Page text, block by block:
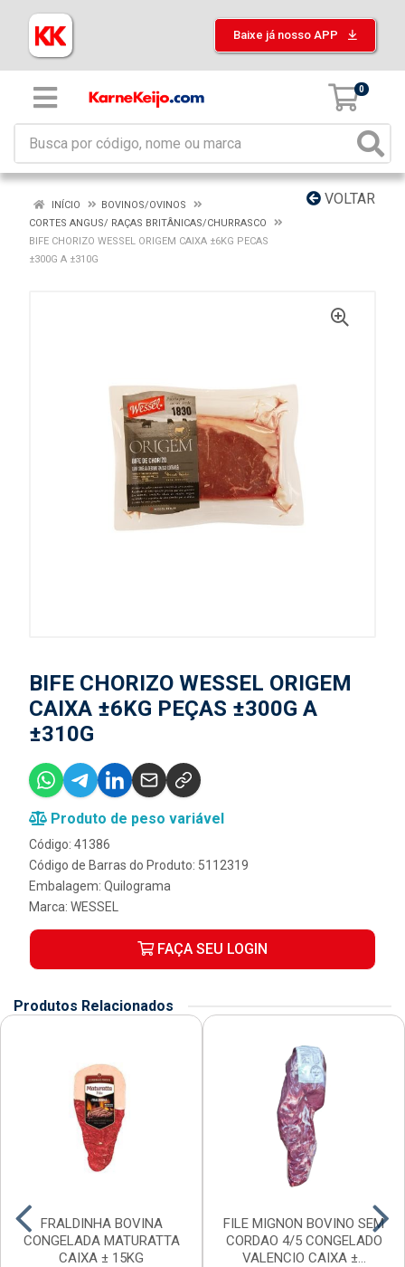
Baixe já nosso APP
0
VOLTAR
INÍCIO
BOVINOS/OVINOS
CORTES ANGUS/ RAÇAS BRITÂNICAS/CHURRASCO
BIFE CHORIZO WESSEL ORIGEM CAIXA ±6KG PECAS
±300G A ±310G
BIFE CHORIZO WESSEL ORIGEM
CAIXA ±6KG PEÇAS ±300G A
±310G
Produto de peso variável
Código: 41386
Código de Barras do Produto: 5112319
Embalagem: Quilograma
Marca: WESSEL
FAÇA SEU LOGIN
Produtos Relacionados
FRALDINHA BOVINA
CONGELADA MATURATTA
CAIXA ± 15KG
FILE MIGNON BOVINO SEM
CORDAO 4/5 CONGELADO
VALENCIO CAIXA ±...